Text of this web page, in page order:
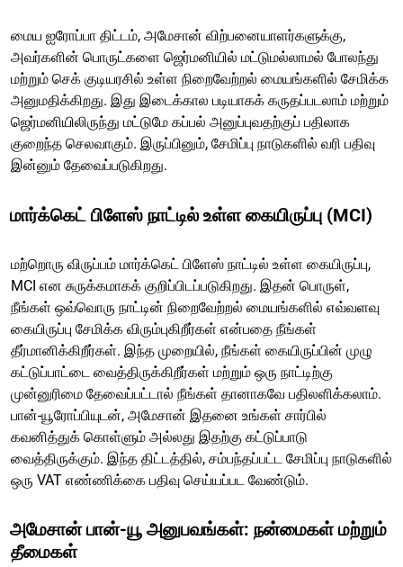
மைய ஐரோப்பா திட்டம், அமேசான் விற்பனையாளர்களுக்கு,
அவர்களின் பொருட்களை ஜெர்மனியில் மட்டுமல்லாமல் போலந்து
மற்றும் செக் குடியரசில் உள்ள நிறைவேற்றல் மையங்களில் சேமிக்க
அனுமதிக்கிறது. இது இடைக்கால படியாகக் கருதப்படலாம் மற்றும்
ஜெர்மனியிலிருந்து மட்டுமே கப்பல் அனுப்புவதற்குப் பதிலாக
குறைந்த செலவாகும். இருப்பினும், சேமிப்பு நாடுகளில் வரி பதிவு
இன்னும் தேவைப்படுகிறது.
மார்க்கெட் பிளேஸ் நாட்டில் உள்ள கையிருப்பு (MCI)
மற்றொரு விருப்பம் மார்க்கெட் பிளேஸ் நாட்டில் உள்ள கையிருப்பு,
MCI என சுருக்கமாகக் குறிப்பிடப்படுகிறது. இதன் பொருள்,
நீங்கள் ஒவ்வொரு நாட்டின் நிறைவேற்றல் மையங்களில் எவ்வளவு
கையிருப்பு சேமிக்க விரும்புகிறீர்கள் என்பதை நீங்கள்
தீர்மானிக்கிறீர்கள். இந்த முறையில், நீங்கள் கையிருப்பின் முழு
கட்டுப்பாட்டை வைத்திருக்கிறீர்கள் மற்றும் ஒரு நாட்டிற்கு
முன்னுரிமை தேவைப்பட்டால் நீங்கள் தானாகவே பதிலளிக்கலாம்.
பான்-யூரோப்பியுடன், அமேசான் இதனை உங்கள் சார்பில்
கவனித்துக் கொள்ளும் அல்லது இதற்கு கட்டுப்பாடு
வைத்திருக்கும். இந்த திட்டத்தில், சம்பந்தப்பட்ட சேமிப்பு நாடுகளில்
ஒரு VAT எண்ணிக்கை பதிவு செய்யப்பட வேண்டும்.
அமேசான் பான்-யூ அனுபவங்கள்: நன்மைகள் மற்றும்
தீமைகள்